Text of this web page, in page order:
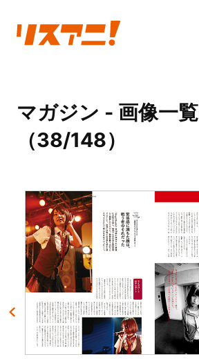
マガジン - 画像一覧
（38/148）